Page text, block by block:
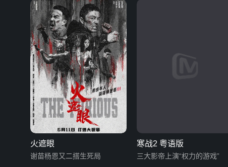
火遮眼
谢苗杨恩又二搭生死局
寒战2 粤语版
三大影帝上演“权力的游戏”